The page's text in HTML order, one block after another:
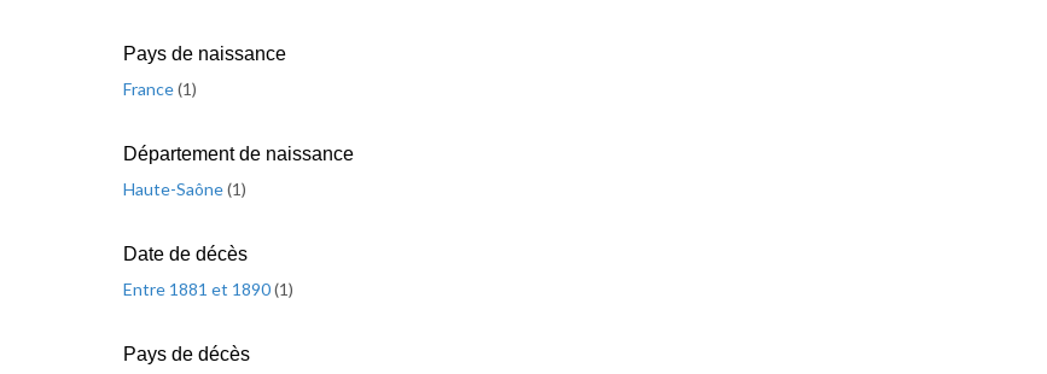
Pays de naissance
France(1)
Département de naissance
Haute-Saône(1)
Date de décès
Entre 1881 et 1890(1)
Pays de décès